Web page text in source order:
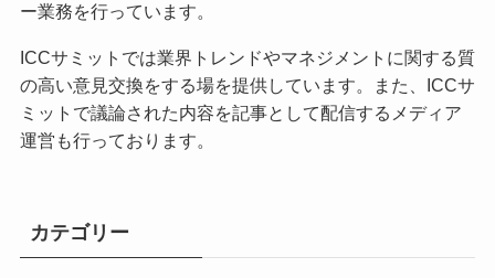
ー業務を行っています。
ICCサミットでは業界トレンドやマネジメントに関する質
の高い意見交換をする場を提供しています。また、ICCサ
ミットで議論された内容を記事として配信するメディア
運営も行っております。
カテゴリー